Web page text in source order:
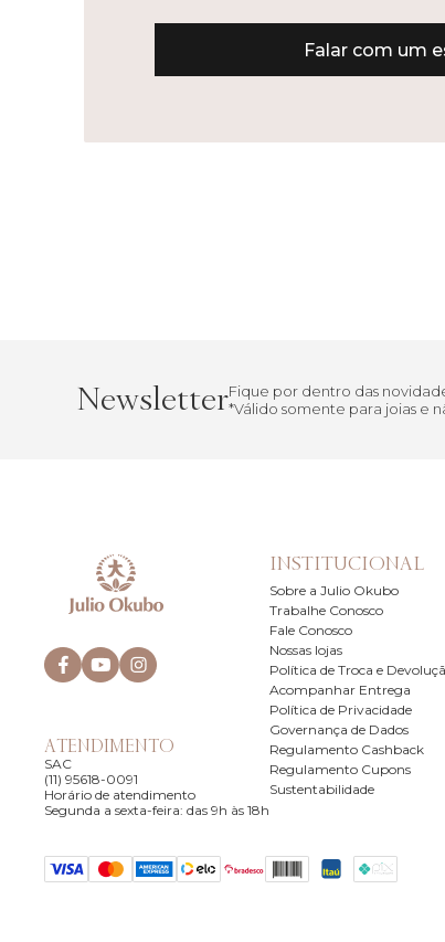
Falar com um
NewsletterFique por dentro das
*Válido somente para joias e
ATENDIMENTO
SAC
(11) 95618-0091
Horário de atendimento
Segunda a sexta-feira: das 9h às 18h
INSTITUCIONAL
Sobre a Julio Okubo
Trabalhe Conosco
Fale Conosco
Nossas lojas
Política de Troca e
Acompanhar Entrega
Política de Privacidade
Governança de Dados
Regulamento Cashback
Regulamento Cupons
Sustentabilidade